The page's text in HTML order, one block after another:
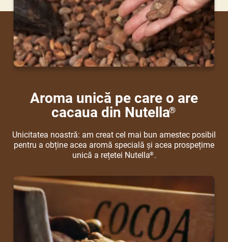
Aroma unică pe care o are
cacaua din Nutella®
Unicitatea noastră: am creat cel mai bun amestec posibil
pentru a obține acea aromă specială și acea prospețime
unică a rețetei Nutella® .